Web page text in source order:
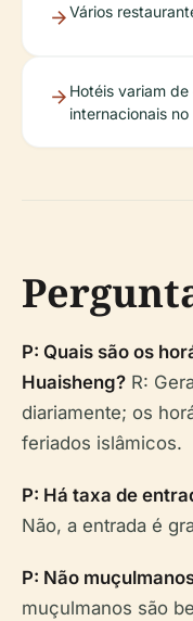
Vários
Hotéis variam
internacionais
P: Quais são os
Huaisheng? R:
diariamente; os
feriados islâmicos.
P: Há taxa de
Não, a entrada é
P: Não
muçulmanos são